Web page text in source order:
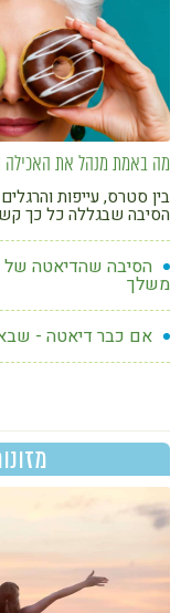
מה באמת מנהל את האכילה
בין סטרס, עייפות
הסיבה שבגללה כל כך
הסיבה שהדיאטה של
משלך
אם כבר דיאטה -